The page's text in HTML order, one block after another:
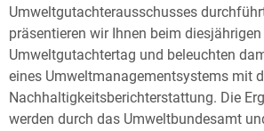
Umweltgutachterausschusses
präsentieren wir Ihnen beim diesjährigen
Umweltgutachtertag und beleuchten
eines Umweltmanagementsystems mit
Nachhaltigkeitsberichterstattung. Die
werden durch das Umweltbundesamt